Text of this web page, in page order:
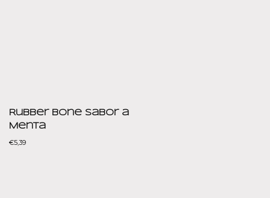
Rubber Bone Sabor a
Menta
€5,39